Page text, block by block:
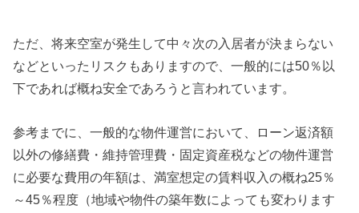
ただ、将来空室が発生して中々次の入居者が決まらない
などといったリスクもありますので、一般的には50％以
下であれば概ね安全であろうと言われています。
参考までに、一般的な物件運営において、ローン返済額
以外の修繕費・維持管理費・固定資産税などの物件運営
に必要な費用の年額は、満室想定の賃料収入の概ね25％
～45％程度（地域や物件の築年数によっても変わります